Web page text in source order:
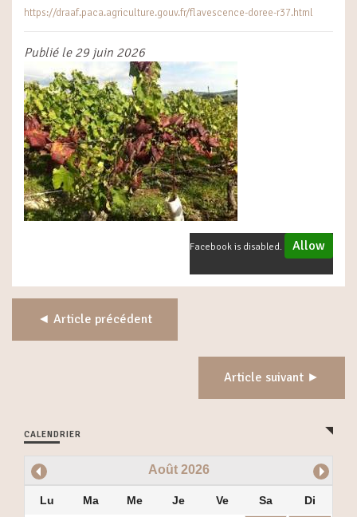
https://draaf.paca.agriculture.gouv.fr/flavescence-doree-r37.html
Publié le 29 juin 2026
Facebook is disabled. Allow
◄ Article précédent
Article suivant ►
CALENDRIER
Août 2026
Lu Ma Me Je Ve Sa Di